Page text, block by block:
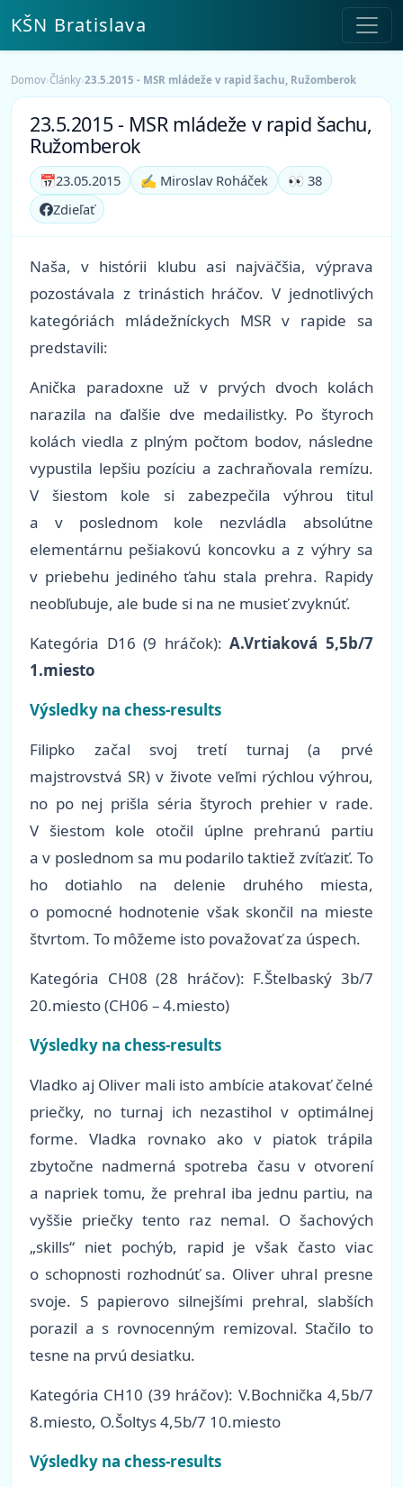
KŠN Bratislava
Domov›Články›23.5.2015 - MSR mládeže v rapid šachu, Ružomberok
23.5.2015 - MSR mládeže v rapid šachu,
Ružomberok
📅23.05.2015 ✍️ Miroslav Roháček
👀 38
Zdieľať
Naša, v histórii klubu asi najväčšia, výprava
pozostávala z trinástich hráčov. V jednotlivých
kategóriách mládežníckych MSR v rapide sa
predstavili:
Anička paradoxne už v prvých dvoch kolách
narazila na ďalšie dve medailistky. Po štyroch
kolách viedla z plným počtom bodov, následne
vypustila lepšiu pozíciu a zachraňovala remízu.
V šiestom kole si zabezpečila výhrou titul
a v poslednom kole nezvládla absolútne
elementárnu pešiakovú koncovku a z výhry sa
v priebehu jediného ťahu stala prehra. Rapidy
neobľubuje, ale bude si na ne musieť zvyknúť.
Kategória D16 (9 hráčok): A.Vrtiaková 5,5b/7
1.miesto
Výsledky na chess-results
Filipko začal svoj tretí turnaj (a prvé
majstrovstvá SR) v živote veľmi rýchlou výhrou,
no po nej prišla séria štyroch prehier v rade.
V šiestom kole otočil úplne prehranú partiu
a v poslednom sa mu podarilo taktiež zvíťaziť. To
ho dotiahlo na delenie druhého miesta,
o pomocné hodnotenie však skončil na mieste
štvrtom. To môžeme isto považovať za úspech.
Kategória CH08 (28 hráčov): F.Štelbaský 3b/7
20.miesto (CH06 – 4.miesto)
Výsledky na chess-results
Vladko aj Oliver mali isto ambície atakovať čelné
priečky, no turnaj ich nezastihol v optimálnej
forme. Vladka rovnako ako v piatok trápila
zbytočne nadmerná spotreba času v otvorení
a napriek tomu, že prehral iba jednu partiu, na
vyššie priečky tento raz nemal. O šachových
„skills“ niet pochýb, rapid je však často viac
o schopnosti rozhodnúť sa. Oliver uhral presne
svoje. S papierovo silnejšími prehral, slabších
porazil a s rovnocenným remizoval. Stačilo to
tesne na prvú desiatku.
Kategória CH10 (39 hráčov): V.Bochnička 4,5b/7
8.miesto, O.Šoltys 4,5b/7 10.miesto
Výsledky na chess-results